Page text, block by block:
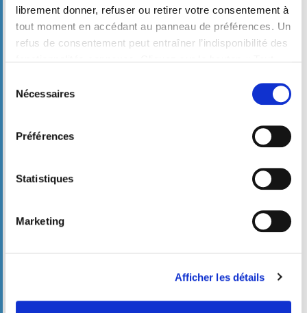
librement donner, refuser ou retirer votre consentement à
tout moment en accédant au panneau de préférences. Un
refus de consentement peut entraîner l’indisponibilité des
Refuser tout » pour continuer sans accepter. Lire la
Nécessaires
Préférences
Statistiques
Marketing
Afficher les détails
Ville
Code Postal